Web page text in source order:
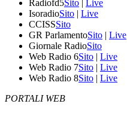
Radiofd5Sito | Live
IsoradioSito | Live
CCISSSito
GR ParlamentoSito | Live
Giornale RadioSito
Web Radio 6Sito | Live
Web Radio 7Sito | Live
Web Radio 8Sito | Live
PORTALI WEB